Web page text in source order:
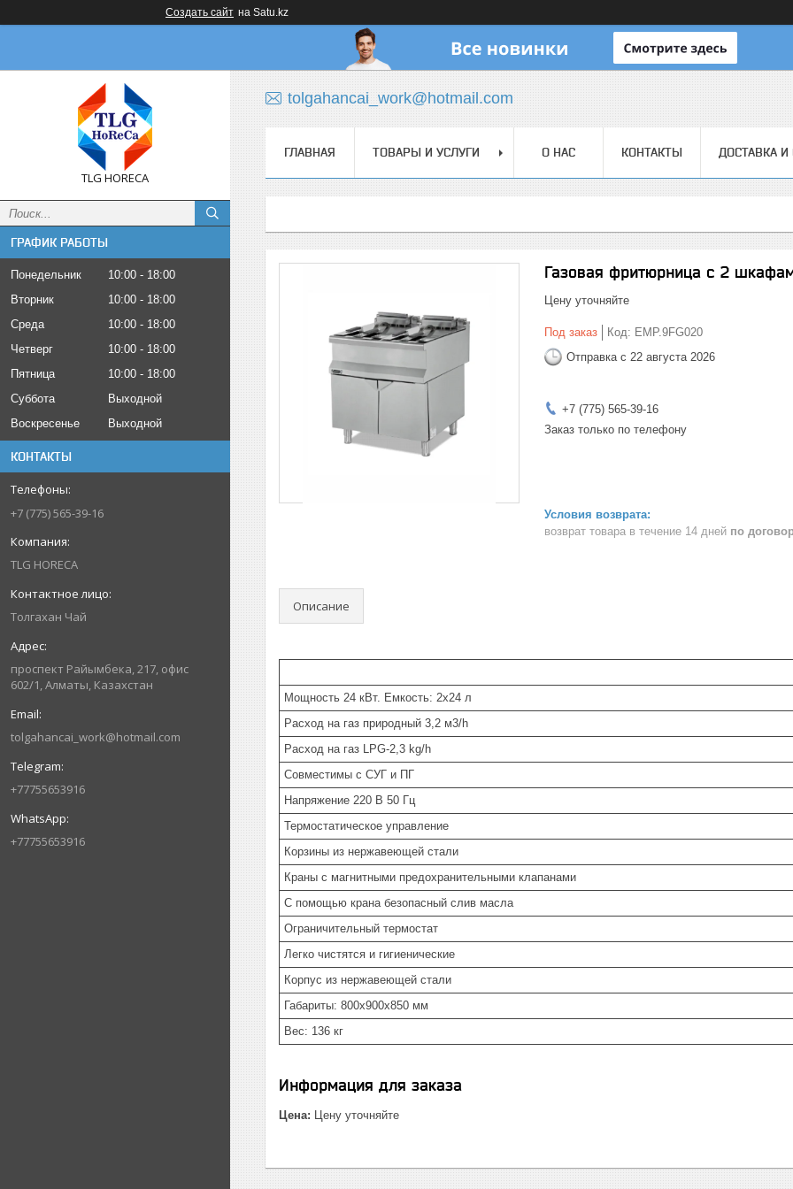
Создать сайт на Satu.kz
TLG HORECA
ГРАФИК РАБОТЫ
Понедельник 10:00
18:00
Вторник
10:00
18:00
Среда
10:00
18:00
Четверг
10:00
18:00
Пятница
10:00
18:00
Суббота
Выходной
Воскресенье
Выходной
КОНТАКТЫ
+7 (775) 565-39-16
TLG HORECA
Толгахан Чай
проспект Райымбека, 217, офис
602/1, Алматы, Казахстан
tolgahancai_work@hotmail.com
+77755653916
+77755653916
tolgahancai_work@hotmail.com
ГЛАВНАЯ ТОВАРЫ И УСЛУГИ О НАС КОНТАКТЫ ДОСТАВКА И
Газовая фритюрница с 2
Цену уточняйте
Под заказ Код: EMP.9FG020
Отправка с 22 августа 2026
+7 (775) 565-39-16
Заказ только по телефону
возврат товара в течение 14 дней по
Описание
Мощность 24 кВт. Емкость: 2х24 л
Расход на газ природный 3,2 м3/h
Расход на газ LPG-2,3 kg/h
Совместимы с СУГ и ПГ
Напряжение 220 В 50 Гц
Термостатическое управление
Корзины из нержавеющей стали
Краны с магнитными предохранительными клапанами
С помощью крана безопасный слив масла
Ограничительный термостат
Легко чистятся и гигиенические
Корпус из нержавеющей стали
Габариты: 800x900x850 мм
Вес: 136 кг
Информация для заказа
Цена: Цену уточняйте